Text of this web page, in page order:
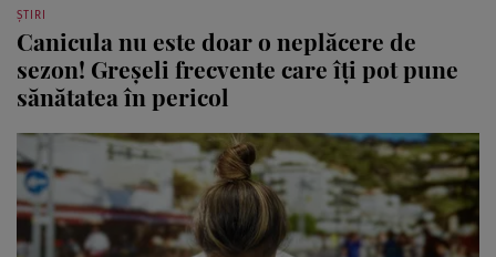
Canicula nu este doar o neplăcere de
sezon! Greșeli frecvente care îți pot pune
sănătatea în pericol